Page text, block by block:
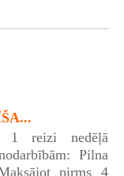
1 reizi nedēļā
Pilna
pirms 4